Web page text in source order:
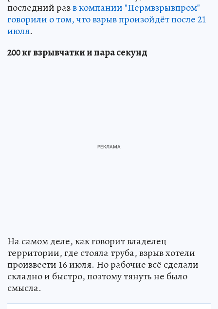
последний разв компании "Пермвзрывпром"
говорили о том, что взрыв произойдёт после 21
июля.
200 кг взрывчатки и пара секунд
На самом деле, как говорит владелец
территории, где стояла труба, взрыв хотели
произвести 16 июля. Но рабочие всё сделали
складно и быстро, поэтому тянуть не было
смысла.